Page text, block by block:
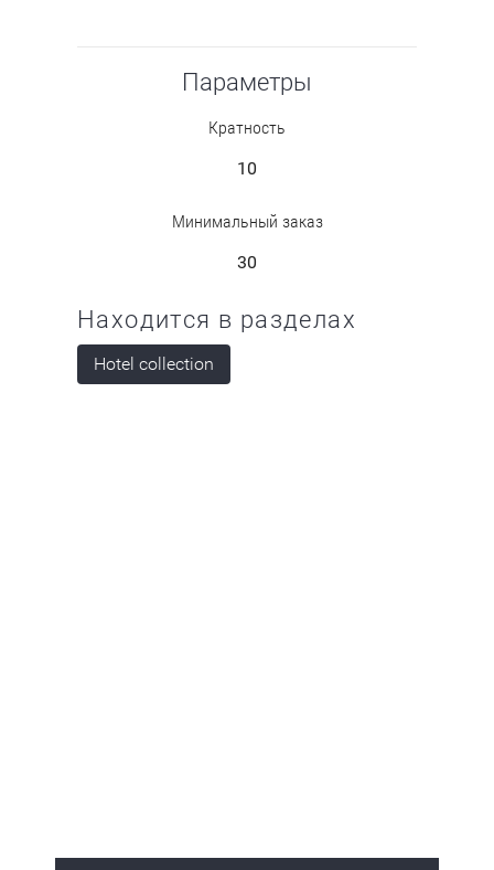
Параметры
Кратность
10
Минимальный заказ
30
Находится в разделах
Hotel collection